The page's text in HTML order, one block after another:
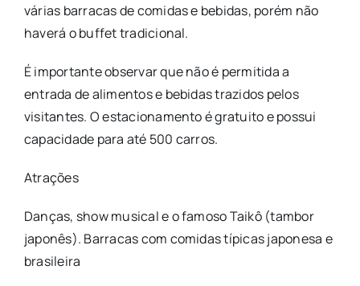
várias barracas de comidas e bebidas, porém não
haverá o buffet tradicional.
É importante observar que não é permitida a
entrada de alimentos e bebidas trazidos pelos
visitantes. O estacionamento é gratuito e possui
capacidade para até 500 carros.
Atrações
Danças, show musical e o famoso Taikô (tambor
japonês). Barracas com comidas típicas japonesa e
brasileira